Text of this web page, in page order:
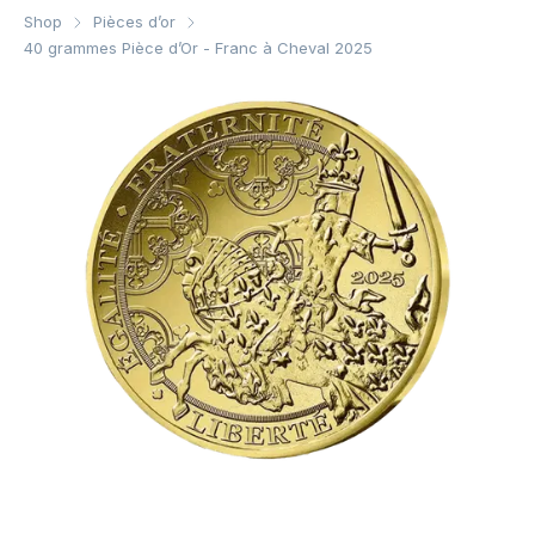
Shop
Pièces d’or
40 grammes Pièce d’Or - Franc à Cheval 2025